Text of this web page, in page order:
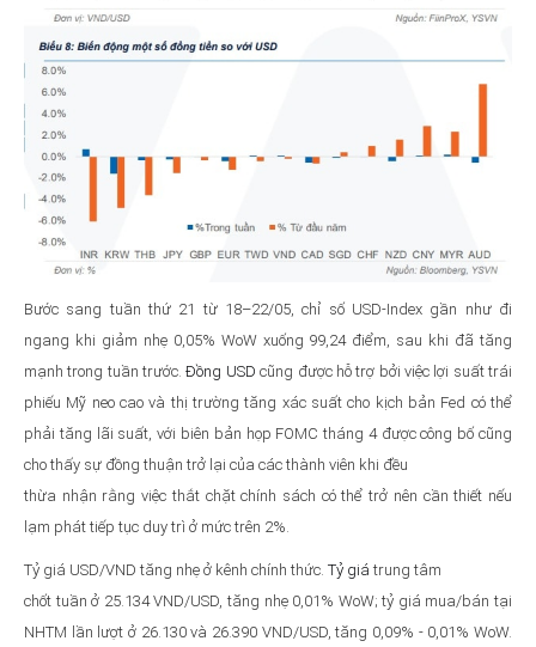
Bước sang tuần thứ 21 từ 18–22/05, chỉ số USD-Index gần như đi
ngang khi giảm nhẹ 0,05% WoW xuống 99,24 điểm, sau khi đã tăng
mạnh trong tuần trước.Đồng USD cũng được hỗ trợ bởi việc lợi suất trái
phiếu Mỹ neo cao và thị trường tăng xác suất cho kịch bản Fed có thể
phải tăng lãi suất, với biên bản họp FOMC tháng 4 được công bố cũng
cho thấy sự đồng thuận trở lại của các thành viên khi đều
thừa nhận rằng việc thắt chặt chính sách có thể trở nên cần thiết nếu
lạm phát tiếp tục duy trì ở mức trên 2%.
Tỷ giá USD/VND tăng nhẹ ở kênh chính thức. Tỷ giá trung tâm
chốt tuần ở 25.134 VND/USD, tăng nhẹ 0,01% WoW; tỷ giá mua/bán tại
NHTM lần lượt ở 26.130 và 26.390 VND/USD, tăng 0,09% - 0,01% WoW.